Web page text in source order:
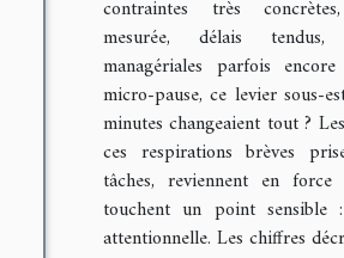
contraintes très
mesurée, délais
managériales parfois
micro-pause, ce levier sous-
minutes changeaient tout ?
ces respirations brèves
tâches, reviennent en force
touchent un point sensible
attentionnelle. Les chiffres